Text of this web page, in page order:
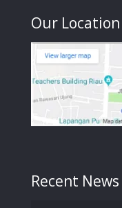
Our Location
Recent News